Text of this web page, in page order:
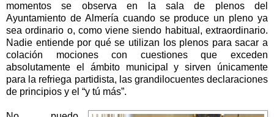
momentos se observa en la sala de plenos del
Ayuntamiento de Almería cuando se produce un pleno ya
sea ordinario o, como viene siendo habitual, extraordinario.
Nadie entiende por qué se utilizan los plenos para sacar a
colación mociones con cuestiones que exceden
absolutamente el ámbito municipal y sirven únicamente
para la refriega partidista, las grandilocuentes declaraciones
de principios y el “y tú más”.